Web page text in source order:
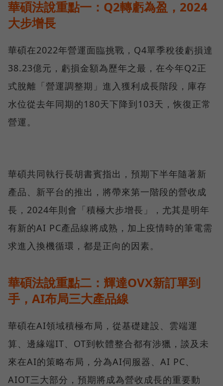
華碩法說重點一：Q2轉虧為盈，2024
大步增長
華碩在2022年營運面臨挑戰，Q4單季稅後虧損達
38.23億元，虧損金額為歷年之最，在今年Q2正
式脫離「營運調整期」進入獲利成長階段，庫存
水位從去年同期的180天下降到103天，恢復正常
營運。
華碩共同執行長胡書賓指出，預期下半年隨著新
產品、新平台的推出，將帶來第一階段的營收成
長，2024年則會「積極大步增長」，尤其是明年
有新的AI PC產品線將成熟，加上疫情時的筆電需
求進入換機循環，都是正向的因素。
華碩法說重點二：輝達OVX新訂單到
手，AI布局三大產品線
華碩在AI領域積極布局，從基礎建設、雲端運
算、邊緣端IT、OT到軟體整合都有涉獵，談及未
來在AI的策略布局，分為AI伺服器、AI PC、
AIOT三大部分，預期將成為營收成長的重要動